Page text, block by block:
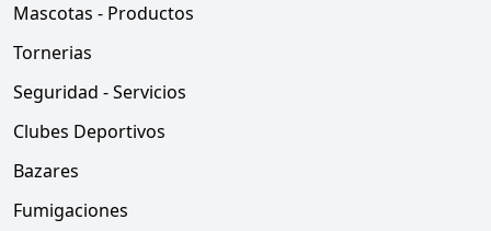
Mascotas - Productos
Tornerias
Seguridad - Servicios
Clubes Deportivos
Bazares
Fumigaciones